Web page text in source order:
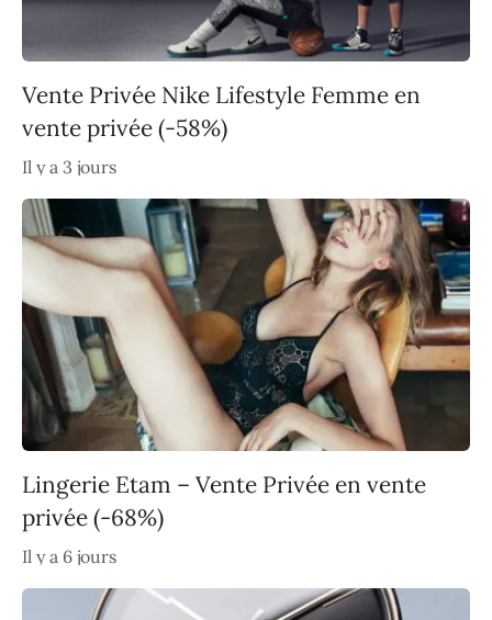
Vente Privée Nike Lifestyle Femme en
vente privée (-58%)
Il y a 3 jours
Lingerie Etam – Vente Privée en vente
privée (-68%)
Il y a 6 jours